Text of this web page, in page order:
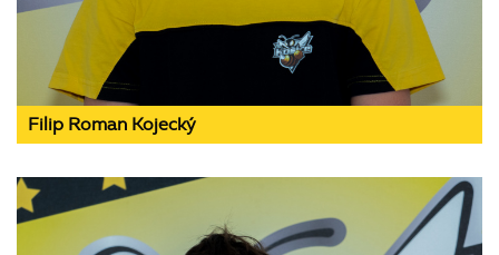
Filip Roman Kojecký